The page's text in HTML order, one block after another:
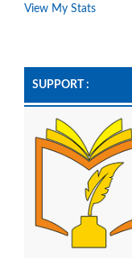
View My Stats
SUPPORT :